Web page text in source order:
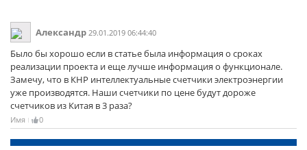
Александр 29.01.2019 06:44:40
Было бы хорошо если в статье была информация о сроках
реализации проекта и еще лучше информация о функционале.
Замечу, что в КНР интеллектуальные счетчики электроэнергии
уже производятся. Наши счетчики по цене будут дороже
счетчиков из Китая в 3 раза?
Имя 0